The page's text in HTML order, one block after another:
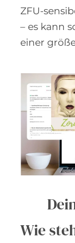
ZFU-
– es kann
einer
Wie